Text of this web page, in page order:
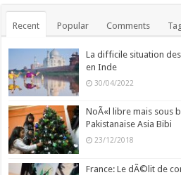
Recent Popular Comments
La difficile situation
en Inde
30/04/2022
NoÃ«l libre mais sous
Pakistanaise Asia Bibi
23/12/2018
France: Le dÃ©lit de